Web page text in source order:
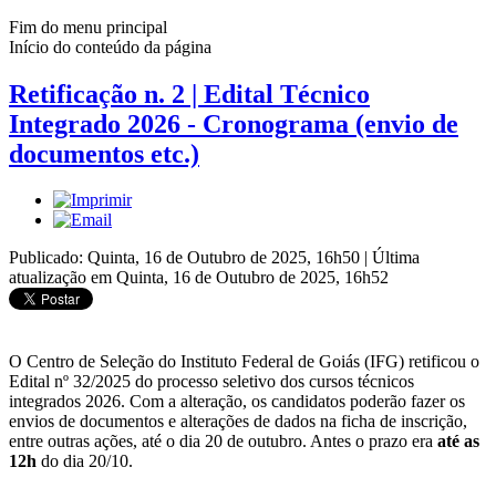
Fim do menu principal
Início do conteúdo da página
Retificação n. 2 | Edital Técnico
Integrado 2026 - Cronograma (envio de
documentos etc.)
Publicado: Quinta, 16 de Outubro de 2025, 16h50 | Última
atualização em Quinta, 16 de Outubro de 2025, 16h52
O Centro de Seleção do Instituto Federal de Goiás (IFG) retificou o
Edital nº 32/2025 do processo seletivo dos cursos técnicos
integrados 2026. Com a alteração, os candidatos poderão fazer os
envios de documentos e alterações de dados na ficha de inscrição,
entre outras ações, até o dia 20 de outubro. Antes o prazo era até as
12h do dia 20/10.